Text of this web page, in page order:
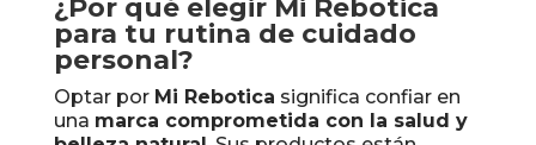
¿Por qué elegir Mi Rebotica
para tu rutina de cuidado
personal?
Optar por Mi Rebotica significa confiar en
una marca comprometida con la salud y